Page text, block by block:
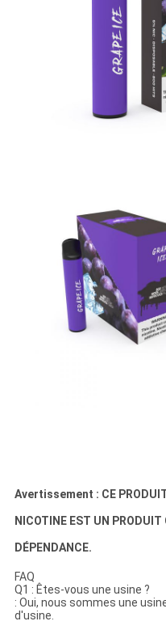
Avertissement : CE
NICOTINE EST UN
DÉPENDANCE.
FAQ
Q1 : Êtes-vous une usine ?
: Oui, nous sommes une
d'usine.